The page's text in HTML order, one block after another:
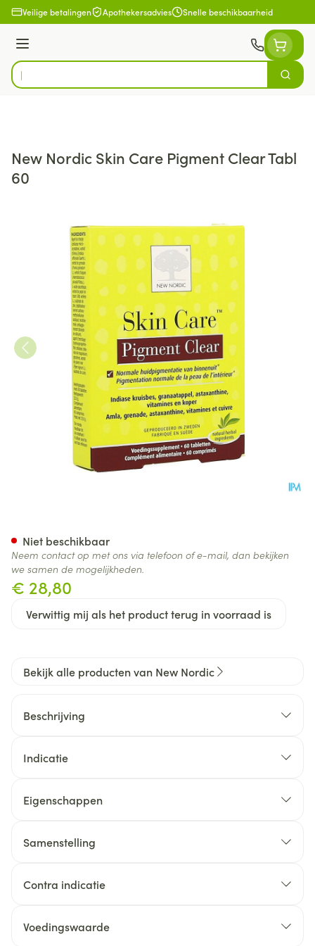
Ga naar de inhoud
Veilige betalingen Apothekersadvies Snelle beschikbaarheid
Menu
Product, merk, categorie...
Zoek
New Nordic Skin Care Pigment Clear Tabl
60
€ 28,80
Verwittig mij als het product terug in voorraad is
Niet beschikbaar
Neem contact op met ons via telefoon of e-mail, dan bekijken
we samen de mogelijkheden.
Bekijk alle producten van New Nordic
Beschrijving
Indicatie
Eigenschappen
Samenstelling
Contra indicatie
Voedingswaarde